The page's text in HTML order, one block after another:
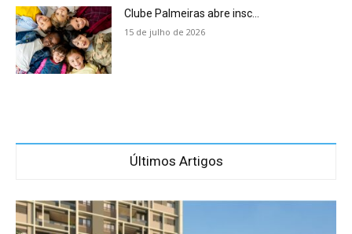
Clube Palmeiras abre insc...
15 de julho de 2026
Últimos Artigos